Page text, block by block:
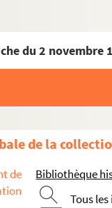
du 2 novembre
de la
de
Bibliothèque
Tous